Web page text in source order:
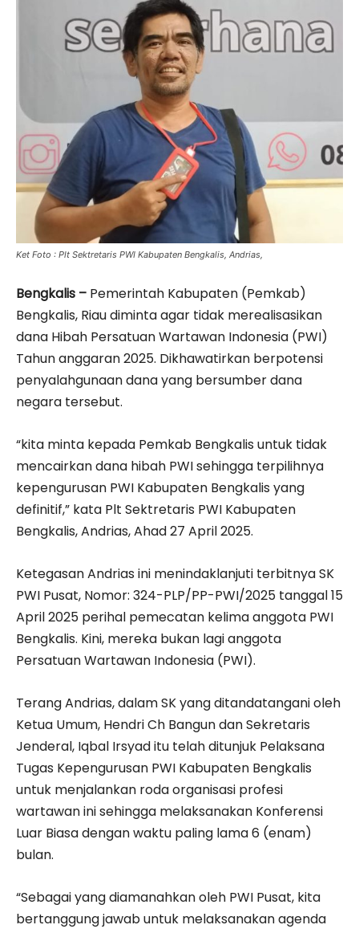
Ket Foto : Plt Sektretaris PWI Kabupaten Bengkalis, Andrias,
Bengkalis – Pemerintah Kabupaten (Pemkab)
Bengkalis, Riau diminta agar tidak merealisasikan
dana Hibah Persatuan Wartawan Indonesia (PWI)
Tahun anggaran 2025. Dikhawatirkan berpotensi
penyalahgunaan dana yang bersumber dana
negara tersebut.
“kita minta kepada Pemkab Bengkalis untuk tidak
mencairkan dana hibah PWI sehingga terpilihnya
kepengurusan PWI Kabupaten Bengkalis yang
definitif,” kata Plt Sektretaris PWI Kabupaten
Bengkalis, Andrias, Ahad 27 April 2025.
Ketegasan Andrias ini menindaklanjuti terbitnya SK
PWI Pusat, Nomor: 324-PLP/PP-PWI/2025 tanggal 15
April 2025 perihal pemecatan kelima anggota PWI
Bengkalis. Kini, mereka bukan lagi anggota
Persatuan Wartawan Indonesia (PWI).
Terang Andrias, dalam SK yang ditandatangani oleh
Ketua Umum, Hendri Ch Bangun dan Sekretaris
Jenderal, Iqbal Irsyad itu telah ditunjuk Pelaksana
Tugas Kepengurusan PWI Kabupaten Bengkalis
untuk menjalankan roda organisasi profesi
wartawan ini sehingga melaksanakan Konferensi
Luar Biasa dengan waktu paling lama 6 (enam)
bulan.
“Sebagai yang diamanahkan oleh PWI Pusat, kita
bertanggung jawab untuk melaksanakan agenda